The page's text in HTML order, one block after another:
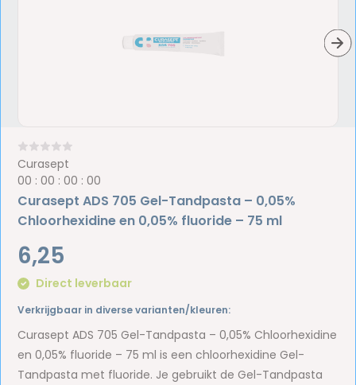
Curasept
00 :00 :00 :00
Curasept ADS 705 Gel-Tandpasta – 0,05%
Chloorhexidine en 0,05% fluoride – 75 ml
6,25
Direct leverbaar
Verkrijgbaar in diverse varianten/kleuren:
Curasept ADS 705 Gel-Tandpasta – 0,05% Chloorhexidine
en 0,05% fluoride – 75 ml is een chloorhexidine Gel-
Tandpasta met fluoride. Je gebruikt de Gel-Tandpasta